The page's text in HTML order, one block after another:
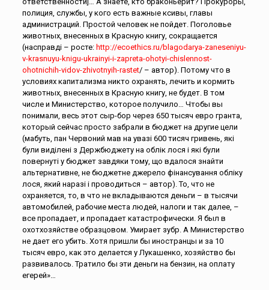
полиция, службы, у кого есть важные ксивы, главы
администраций. Простой человек не пойдет. Поголовье
животных, внесенных в Красную книгу, сокращается
(насправді – росте: http://ecoethics.ru/blagodarya-zaneseniyu-
v-krasnuyu-knigu-ukrainyi-i-zapreta-ohotyi-chislennost-
ohotnichih-vidov-zhivotnyih-rastet/ – автор). Потому что в
условиях капитализма никто охранять, лечить и кормить
животных, внесенных в Красную книгу, не будет. В том
числе и Министерство, которое получило… Чтобы вы
понимали, весь этот сыр-бор через 650 тысяч евро гранта,
который сейчас просто забрали в бюджет на другие цели
(мабуть, пан Червоний мав на увазі 600 тисяч гривень, які
були виділені з Держбюджету на облік лося і які були
повернуті у бюджет завдяки тому, що вдалося знайти
альтернативне, не бюджетне джерело фінансування обліку
лося, який наразі і проводиться – автор). То, что не
охраняется, то, в что не вкладываются деньги – в тысячи
автомобилей, рабочие места людей, налоги и так далее, –
все пропадает, и пропадает катастрофически. Я был в
охотхозяйстве образцовом. Умирает зубр. А Министерство
не дает его убить. Хотя пришли бы иностранцы и за 10
тысяч евро, как это делается у Лукашенко, хозяйство бы
развивалось. Тратило бы эти деньги на бензин, на оплату
егерей»…